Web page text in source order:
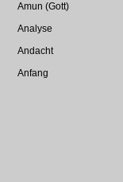
Amun (Gott)
Analyse
Andacht
Anfang